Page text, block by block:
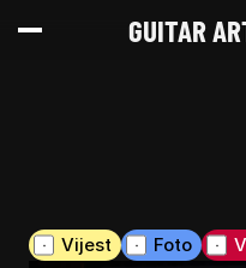
GUITAR
Vijest Foto